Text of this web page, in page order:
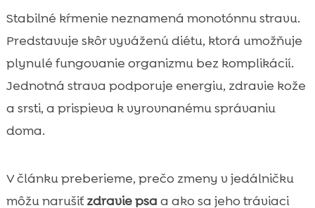
potrebná
Ako bezpečne prejsť na nové krmivo bez
tráviacich problémov

Stolica, koža a srsť: naše rýchle signály, či
krmivo sedí
Stabilné kŕmenie neznamená monotónnu stravu.
Predstavuje skôr vyváženú diétu, ktorá umožňuje
plynulé fungovanie organizmu bez komplikácií.
Jednotná strava podporuje energiu, zdravie kože
a srsti, a prispieva k vyrovnanému správaniu
doma.
V článku preberieme, prečo zmeny v jedálničku
môžu narušiťzdravie psa a ako sa jeho tráviaci